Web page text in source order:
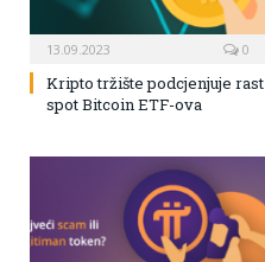
13.09.2023 0
Kripto tržište podcjenjuje rast
spot Bitcoin ETF-ova